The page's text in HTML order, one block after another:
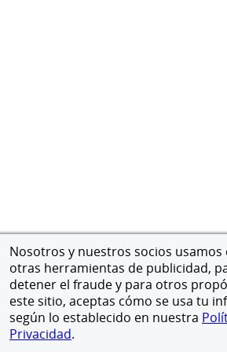
Nosotros y nuestros socios usamos
otras herramientas de publicidad,
detener el fraude y para otros
este sitio, aceptas cómo se usa tu
según lo establecido en nuestra
Privacidad.